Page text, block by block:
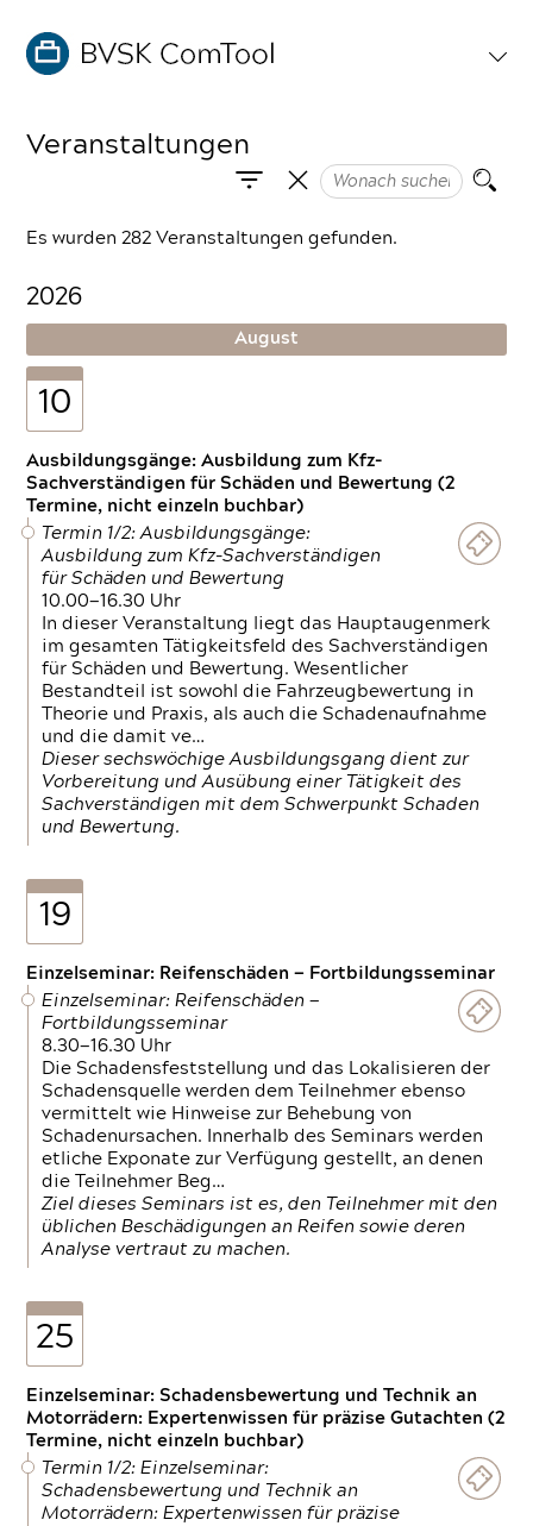
Veranstaltungen
Es wurden 282 Veranstaltungen gefunden.
2026
August
10
Ausbildungsgänge: Ausbildung zum Kfz-
Sachverständigen für Schäden und Bewertung (2
Termine, nicht einzeln buchbar)
Termin 1/2: Ausbildungsgänge:
Ausbildung zum Kfz-Sachverständigen
für Schäden und Bewertung
10.00—16.30 Uhr
In dieser Veranstaltung liegt das Hauptaugenmerk
im gesamten Tätigkeitsfeld des Sachverständigen
für Schäden und Bewertung. Wesentlicher
Bestandteil ist sowohl die Fahrzeugbewertung in
Theorie und Praxis, als auch die Schadenaufnahme
und die damit ve…
Dieser sechswöchige Ausbildungsgang dient zur
Vorbereitung und Ausübung einer Tätigkeit des
Sachverständigen mit dem Schwerpunkt Schaden
und Bewertung.
19
Einzelseminar: Reifenschäden — Fortbildungsseminar
Einzelseminar: Reifenschäden —
Fortbildungsseminar
8.30—16.30 Uhr
Die Schadensfeststellung und das Lokalisieren der
Schadensquelle werden dem Teilnehmer ebenso
vermittelt wie Hinweise zur Behebung von
Schadenursachen. Innerhalb des Seminars werden
etliche Exponate zur Verfügung gestellt, an denen
die Teilnehmer Beg…
Ziel dieses Seminars ist es, den Teilnehmer mit den
üblichen Beschädigungen an Reifen sowie deren
Analyse vertraut zu machen.
25
Einzelseminar: Schadensbewertung und Technik an
Motorrädern: Expertenwissen für präzise Gutachten (2
Termine, nicht einzeln buchbar)
Termin 1/2: Einzelseminar:
Schadensbewertung und Technik an
Motorrädern: Expertenwissen für präzise